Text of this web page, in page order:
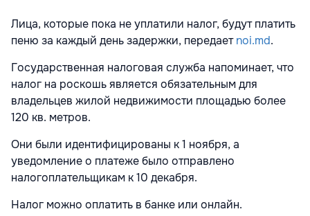
Лица, которые пока не уплатили налог, будут платить
пеню за каждый день задержки, передаетnoi.md.
Государственная налоговая служба напоминает, что
налог на роскошь является обязательным для
владельцев жилой недвижимости площадью более
120 кв. метров.
Они были идентифицированы к 1 ноября, а
уведомление о платеже было отправлено
налогоплательщикам к 10 декабря.
Налог можно оплатить в банке или онлайн.